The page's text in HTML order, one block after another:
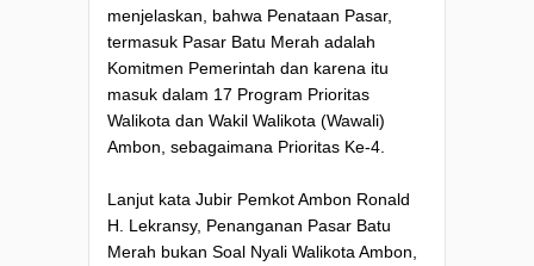
menjelaskan, bahwa Penataan Pasar,
termasuk Pasar Batu Merah adalah
Komitmen Pemerintah dan karena itu
masuk dalam 17 Program Prioritas
Walikota dan Wakil Walikota (Wawali)
Ambon, sebagaimana Prioritas Ke-4.
Lanjut kata Jubir Pemkot Ambon Ronald
H. Lekransy, Penanganan Pasar Batu
Merah bukan Soal Nyali Walikota Ambon,